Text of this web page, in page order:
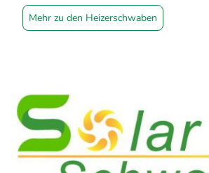
Mehr zu den Heizerschwaben